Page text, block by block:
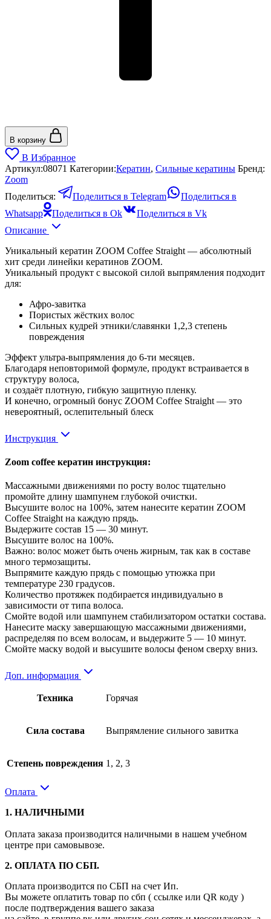
В корзину
В Избранное
Артикул:08071 Категории:Кератин, Сильные кератины Бренд:
Zoom
Поделиться:
Поделиться в Telegram
Поделиться в
Whatsapp
Поделиться в Ok
Поделиться в Vk
Описание
Уникальный кератин ZOOM Coffee Straight — абсолютный
хит среди линейки кератинов ZOOM.
Уникальный продукт с высокой силой выпрямления подходит
для:
Афро-завитка
Пористых жёстких волос
Сильных кудрей этники/славянки 1,2,3 степень
повреждения
Эффект ультра-выпрямления до 6-ти месяцев.
Благодаря неповторимой формуле, продукт встраивается в
структуру волоса,
и создаёт плотную, гибкую защитную пленку.
И конечно, огромный бонус ZOOM Coffee Straight — это
невероятный, ослепительный блеск
Инструкция
Zoom coffee кератин инструкция:
Массажными движениями по росту волос тщательно
промойте длину шампунем глубокой очистки.
Высушите волос на 100%, затем нанесите кератин ZOOM
Coffee Straight на каждую прядь.
Выдержите состав 15 — 30 минут.
Высушите волос на 100%.
Важно: волос может быть очень жирным, так как в составе
много термозащиты.
Выпрямите каждую прядь с помощью утюжка при
температуре 230 градусов.
Количество протяжек подбирается индивидуально в
зависимости от типа волоса.
Смойте водой или шампунем стабилизатором остатки состава.
Нанесите маску завершающую массажными движениями,
распределяя по всем волосам, и выдержите 5 — 10 минут.
Смойте маску водой и высушите волосы феном сверху вниз.
Доп. информация
Техника Горячая
Сила состава Выпрямление сильного завитка
Степень повреждения 1, 2, 3
Оплата
1. НАЛИЧНЫМИ
Оплата заказа производится наличными в нашем учебном
центре при самовывозе.
2. ОПЛАТА ПО СБП.
Оплата производится по СБП на счет Ип.
Вы можете оплатить товар по сбп ( ссылке или QR коду )
после подтверждения вашего заказа